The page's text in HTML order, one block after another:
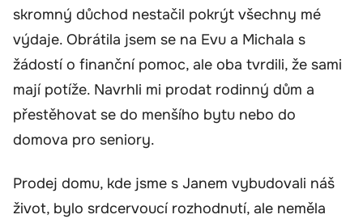
skromný důchod nestačil pokrýt všechny mé
výdaje. Obrátila jsem se na Evu a Michala s
žádostí o finanční pomoc, ale oba tvrdili, že sami
mají potíže. Navrhli mi prodat rodinný dům a
přestěhovat se do menšího bytu nebo do
domova pro seniory.
Prodej domu, kde jsme s Janem vybudovali náš
život, bylo srdcervoucí rozhodnutí, ale neměla